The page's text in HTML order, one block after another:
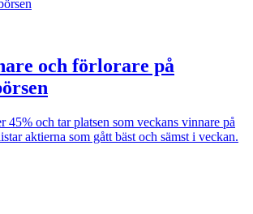
och förlorare på
45% och tar platsen som veckans vinnare på
aktierna som gått bäst och sämst i veckan.